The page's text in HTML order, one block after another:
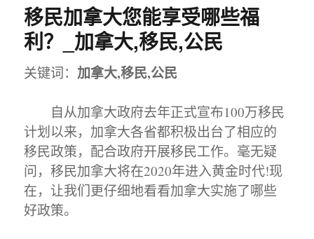
移民加拿大您能享受哪些福
利？_加拿大,移民,公民
关键词： 加拿大,移民,公民
自从加拿大政府去年正式宣布100万移民
计划以来，加拿大各省都积极出台了相应的
移民政策，配合政府开展移民工作。毫无疑
问，移民加拿大将在2020年进入黄金时代!现
在，让我们更仔细地看看加拿大实施了哪些
好政策。